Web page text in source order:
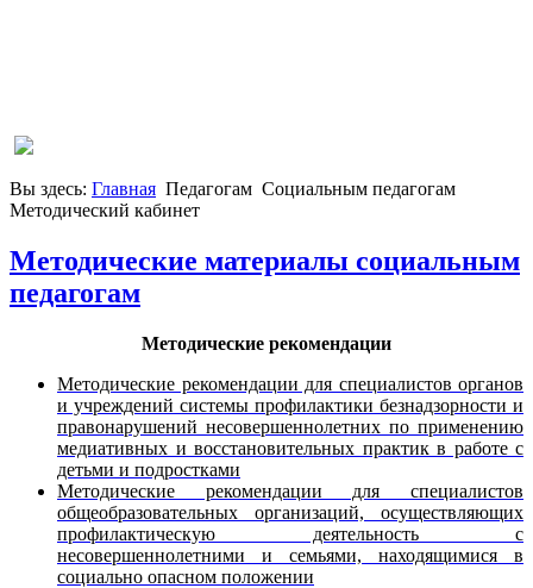
Вы здесь: Главная Педагогам Социальным педагогам
Методический кабинет
Методические материалы социальным
педагогам
Методические рекомендации
Методические рекомендации для специалистов органов
и учреждений системы профилактики безнадзорности и
правонарушений несовершеннолетних по применению
медиативных и восстановительных практик в работе с
детьми и подростками
Методические рекомендации для специалистов
общеобразовательных организаций, осуществляющих
профилактическую деятельность с
несовершеннолетними и семьями, находящимися в
социально опасном положении